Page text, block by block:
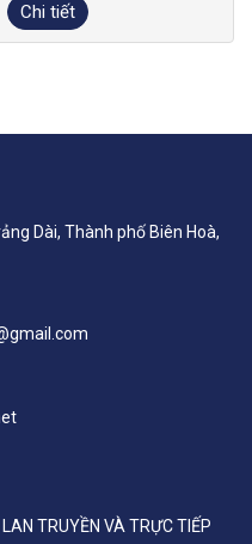
Chi tiết
Dài, Thành phố Biên Hoà,
TRUYỀN VÀ TRỰC TIẾP